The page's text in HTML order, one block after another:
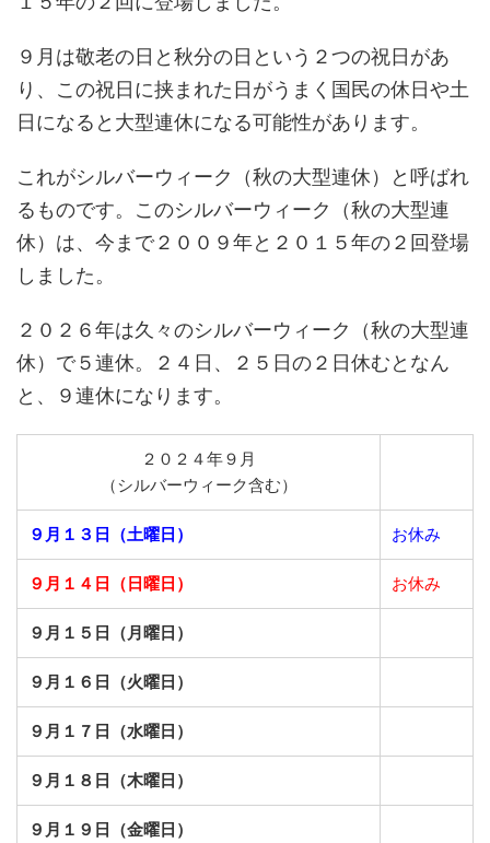
９月は敬老の日と秋分の日という２つの祝日があ
り、この祝日に挟まれた日がうまく国民の休日や土
日になると大型連休になる可能性があります。
これがシルバーウィーク（秋の大型連休）と呼ばれ
るものです。このシルバーウィーク（秋の大型連
休）は、今まで２００９年と２０１５年の２回登場
しました。
２０２６年は久々のシルバーウィーク（秋の大型連
休）で５連休。２４日、２５日の２日休むとなん
と、９連休になります。
２０２４年９月
（シルバーウィーク含む）
９月１３日（土曜日） お休み
９月１４日（日曜日） お休み
９月１５日（月曜日）
９月１６日（火曜日）
９月１７日（水曜日）
９月１８日（木曜日）
９月１９日（金曜日）